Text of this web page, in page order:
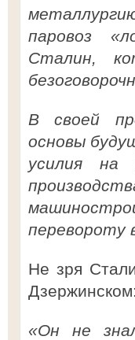
паровоз
Сталин,
В своей
основы
усилия на
перевороту
Не зря
Дзержинском:
«Он не